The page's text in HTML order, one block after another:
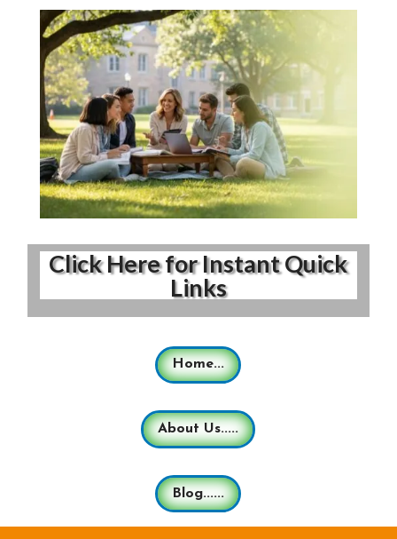
Click Here for Instant Quick
Links
Home...
About Us.....
Blog......